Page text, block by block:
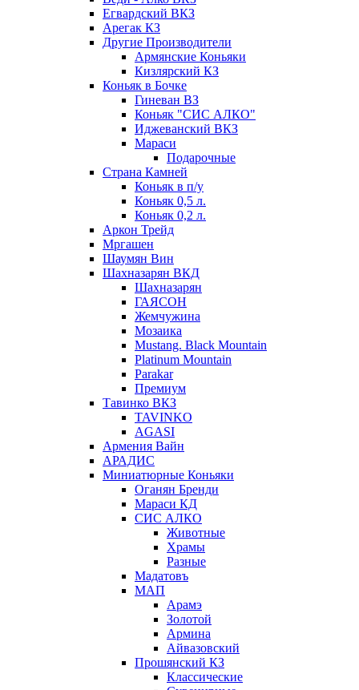
Егвардский ВКЗ
Арегак КЗ
Другие Производители
Армянские Коньяки
Кизлярский КЗ
Коньяк в Бочке
Гиневан ВЗ
Коньяк "СИС АЛКО"
Иджеванский ВКЗ
Мараси
Подарочные
Страна Камней
Коньяк в п/у
Коньяк 0,5 л.
Коньяк 0,2 л.
Аркон Трейд
Мргашен
Шаумян Вин
Шахназарян ВКД
Шахназарян
ГАЯСОН
Жемчужина
Мозаика
Mustang. Black Mountain
Platinum Mountain
Parakar
Премиум
Тавинко ВКЗ
TAVINKO
AGASI
Армения Вайн
АРАДИС
Миниатюрные Коньяки
Оганян Бренди
Мараси КД
СИС АЛКО
Животные
Храмы
Разные
Мадатовъ
МАП
Арамэ
Золотой
Армина
Айвазовский
Прошянский КЗ
Классические